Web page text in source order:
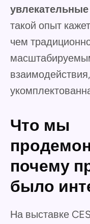
такой опыт
чем
Что мы
почему
было
На выставке